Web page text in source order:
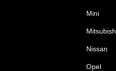
Mini
Nissan
Opel